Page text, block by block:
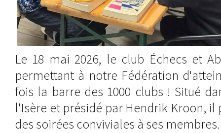
Le 18 mai 2026, le club Échecs et
permettant à notre Fédération
fois la barre des 1000 clubs ! Situé
l'Isère et présidé par Hendrik Kroon, il
des soirées conviviales à ses membres.